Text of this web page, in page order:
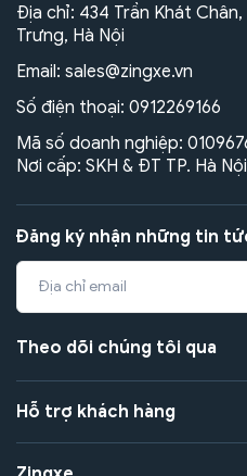
Địa chỉ: 434 Trần Khát Chân,
Trưng, Hà Nội
Email: sales@zingxe.vn
Số điện thoại: 0912269166
Mã số doanh nghiệp:
Nơi cấp: SKH & ĐT TP. Hà Nội
Đăng ký nhận những tin
Theo dõi chúng tôi qua
Hỗ trợ khách hàng